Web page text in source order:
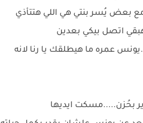
بعض يُسر بنتي هي اللي هتتأذي
هبقي اتصل بيكي بعدين
عمره ما هيطلقك يا رنا لانه
بحُزن.....مسكت ايديها